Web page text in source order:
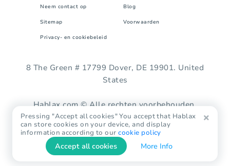
Neem contact op Blog
Sitemap Voorwaarden
Privacy- en cookiebeleid
8 The Green # 17799 Dover, DE 19901. United
States
Hablax.com © Alle rechten voorbehouden.
Pressing "Accept all cookies" You accept that Hablax
can store cookies on your device, and display
information according to ourcookie policy
Accept all cookies More Info